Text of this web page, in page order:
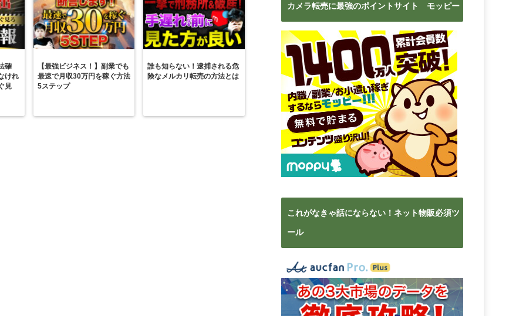
確
けれ
見
【最強ビジネス！】副業でも
最速で月収30万円を稼ぐ方法
5ステップ
誰も知らない！逮捕される危
険なメルカリ転売の方法とは
カメラ転売に最強のポイントサイト モッピー
これがなきゃ話にならない！ネット物販必須ツ
ール